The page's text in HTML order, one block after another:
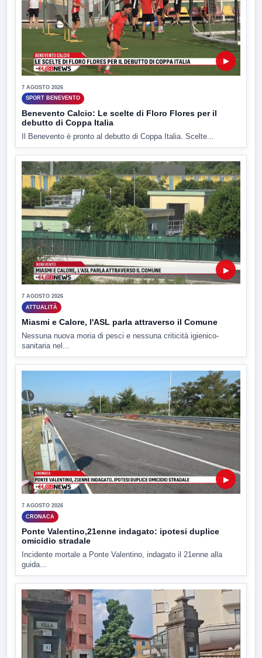
▶
7 AGOSTO 2026
SPORT BENEVENTO
Benevento Calcio: Le scelte di Floro Flores per il
debutto di Coppa Italia
Il Benevento è pronto al debutto di Coppa Italia. Scelte...
▶
7 AGOSTO 2026
ATTUALITÀ
Miasmi e Calore, l'ASL parla attraverso il Comune
Nessuna nuova moria di pesci e nessuna criticità igienico-
sanitaria nel...
▶
7 AGOSTO 2026
CRONACA
Ponte Valentino,21enne indagato: ipotesi duplice
omicidio stradale
Incidente mortale a Ponte Valentino, indagato il 21enne alla
guida...